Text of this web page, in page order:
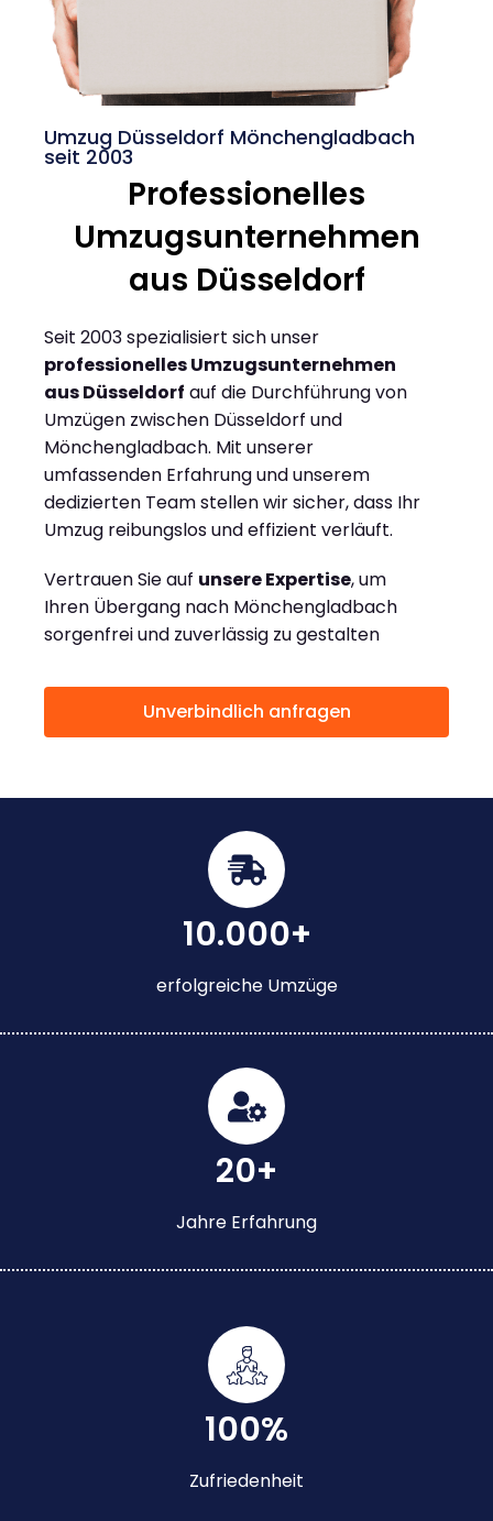
Umzug Düsseldorf Mönchengladbach
seit 2003
Professionelles
Umzugsunternehmen
aus Düsseldorf
Seit 2003 spezialisiert sich unser
professionelles Umzugsunternehmen
aus Düsseldorf auf die Durchführung von
Umzügen zwischen Düsseldorf und
Mönchengladbach. Mit unserer
umfassenden Erfahrung und unserem
dedizierten Team stellen wir sicher, dass Ihr
Umzug reibungslos und effizient verläuft.
Vertrauen Sie auf unsere Expertise, um
Ihren Übergang nach Mönchengladbach
sorgenfrei und zuverlässig zu gestalten
Unverbindlich anfragen
10.000+
erfolgreiche Umzüge
20+
Jahre Erfahrung
100%
Zufriedenheit